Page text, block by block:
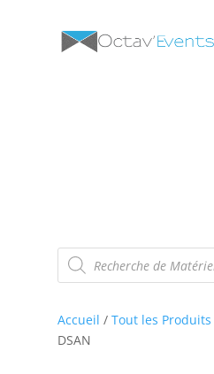
Recherche
de
produits
Accueil / Tout les Produits
DSAN